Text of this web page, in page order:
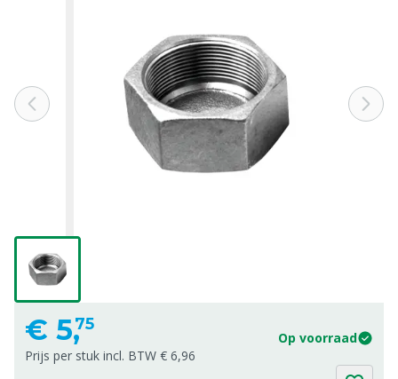
€ 5,75
Op voorraad
Prijs per stuk incl. BTW € 6,96